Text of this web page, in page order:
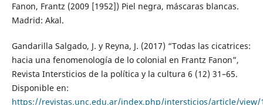
Fanon, Frantz (2009 [1952]) Piel negra, máscaras blancas.
Madrid: Akal.
Gandarilla Salgado, J. y Reyna, J. (2017) “Todas las cicatrices:
hacia una fenomenología de lo colonial en Frantz Fanon”,
Revista Intersticios de la política y la cultura 6 (12) 31–65.
Disponible en:
https://revistas.unc.edu.ar/index.php/intersticios/article/view/